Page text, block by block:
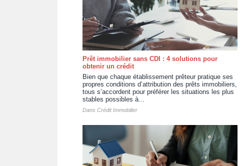
Prêt immobilier sans CDI : 4 solutions pour
obtenir un crédit
Bien que chaque établissement prêteur pratique ses
propres conditions d’attribution des prêts immobiliers,
tous s’accordent pour préférer les situations les plus
stables possibles à...
Dans Crédit Immobilier